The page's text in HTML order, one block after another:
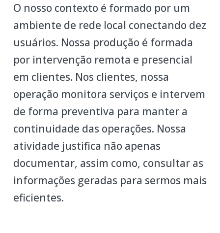
O nosso contexto é formado por um
ambiente de rede local conectando dez
usuários. Nossa produção é formada
por intervenção remota e presencial
em clientes. Nos clientes, nossa
operação monitora serviços e intervem
de forma preventiva para manter a
continuidade das operações. Nossa
atividade justifica não apenas
documentar, assim como, consultar as
informações geradas para sermos mais
eficientes.